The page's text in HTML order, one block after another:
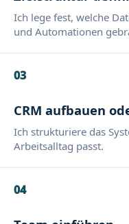
Ich lege fest, welche
und Automationen
03
CRM aufbauen
Ich strukturiere das
Arbeitsalltag passt.
04